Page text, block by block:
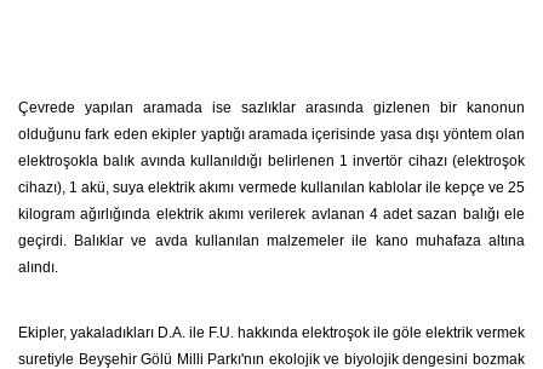
Çevrede yapılan aramada ise sazlıklar arasında gizlenen bir kanonun
olduğunu fark eden ekipler yaptığı aramada içerisinde yasa dışı yöntem olan
elektroşokla balık avında kullanıldığı belirlenen 1 invertör cihazı (elektroşok
cihazı), 1 akü, suya elektrik akımı vermede kullanılan kablolar ile kepçe ve 25
kilogram ağırlığında elektrik akımı verilerek avlanan 4 adet sazan balığı ele
geçirdi. Balıklar ve avda kullanılan malzemeler ile kano muhafaza altına
alındı.
Ekipler, yakaladıkları D.A. ile F.U. hakkında elektroşok ile göle elektrik vermek
suretiyle Beyşehir Gölü Milli Parkı'nın ekolojik ve biyolojik dengesini bozmak